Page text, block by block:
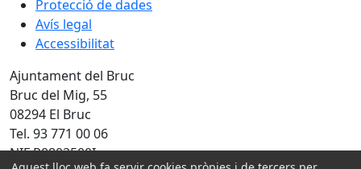
Protecció de dades
Avís legal
Accessibilitat
Ajuntament del Bruc
Bruc del Mig, 55
08294 El Bruc
Tel. 93 771 00 06
NIF P0802500I